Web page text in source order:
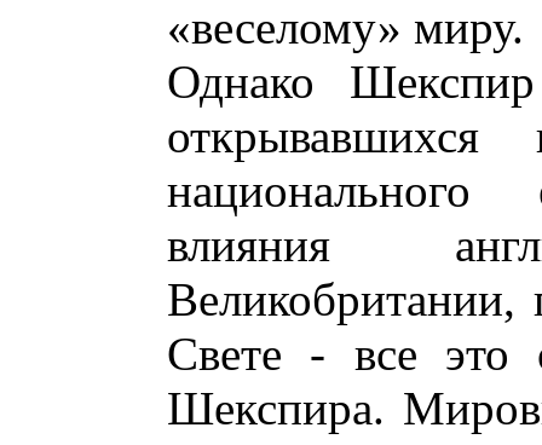
«веселому» миру.
Однако
открывавшихся
влияния
Свете - все это
Шекспира.